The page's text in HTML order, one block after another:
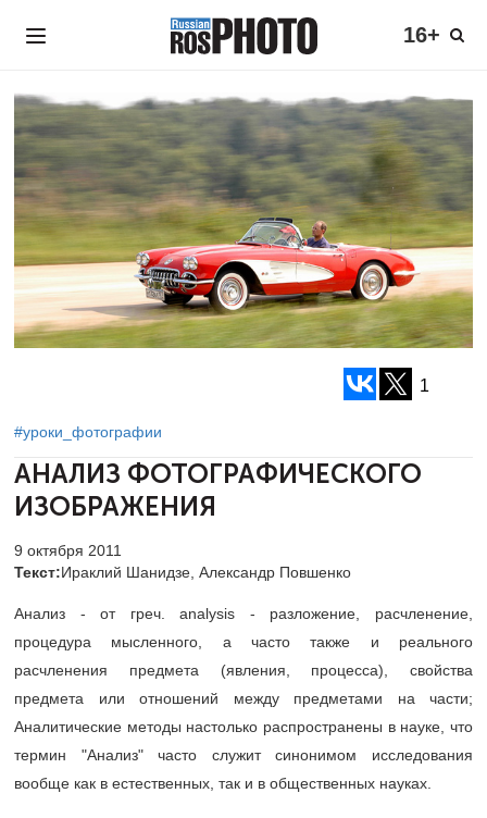
16+
1
#уроки_фотографии
АНАЛИЗ ФОТОГРАФИЧЕСКОГО
ИЗОБРАЖЕНИЯ
9 октября 2011
Текст:Ираклий Шанидзе, Александр Повшенко
Анализ - от греч. analysis - разложение, расчленение,
процедура мысленного, а часто также и реального
расчленения предмета (явления, процесса), свойства
предмета или отношений между предметами на части;
Аналитические методы настолько распространены в науке, что
термин "Анализ" часто служит синонимом исследования
вообще как в естественных, так и в общественных науках.